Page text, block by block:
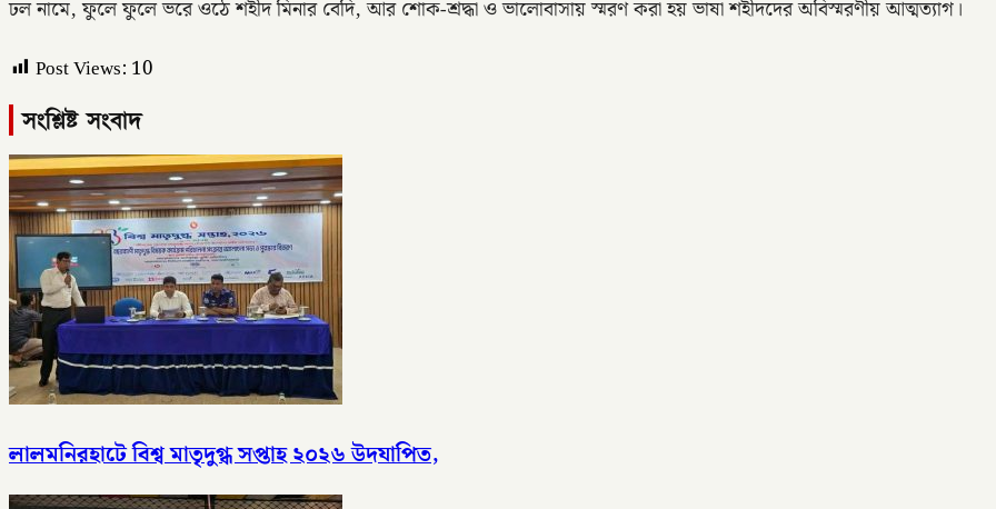
ঢল নামে, ফুলে ফুলে ভরে ওঠে শহীদ মিনার বেদি, আর শোক-শ্রদ্ধা ও ভালোবাসায় স্মরণ করা হয় ভাষা শহীদদের অবিস্মরণীয় আত্মত্যাগ।
Post Views: 10
সংশ্লিষ্ট সংবাদ
লালমনিরহাটে বিশ্ব মাতৃদুগ্ধ সপ্তাহ ২০২৬ উদযাপিত,